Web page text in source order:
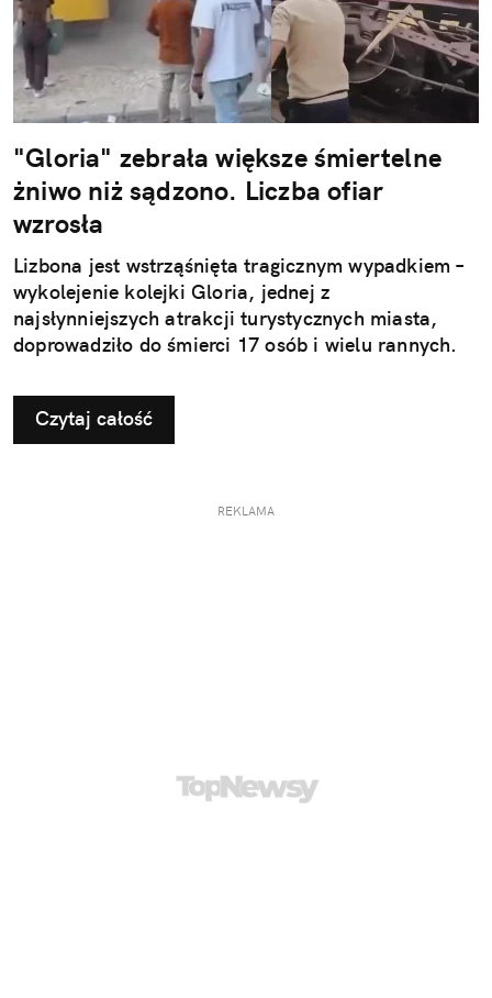
"Gloria" zebrała większe śmiertelne
żniwo niż sądzono. Liczba ofiar
wzrosła
Lizbona jest wstrząśnięta tragicznym wypadkiem –
wykolejenie kolejki Gloria, jednej z
najsłynniejszych atrakcji turystycznych miasta,
doprowadziło do śmierci 17 osób i wielu rannych.
Czytaj całość
REKLAMA